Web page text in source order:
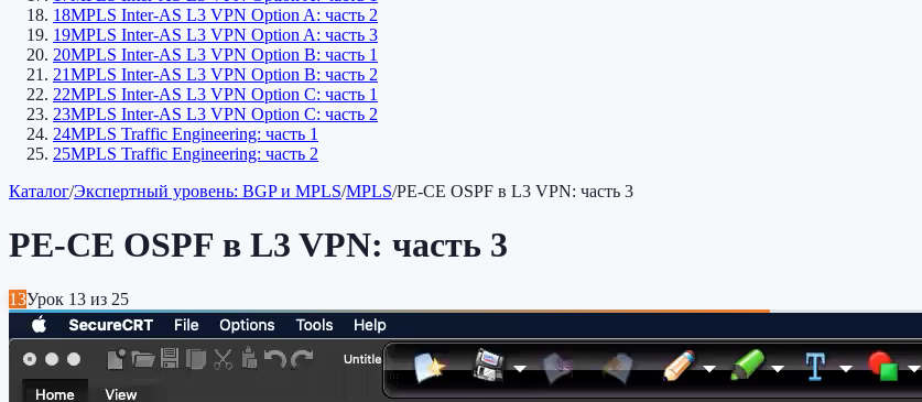
18MPLS Inter-AS L3 VPN Option A: часть 2
19MPLS Inter-AS L3 VPN Option A: часть 3
20MPLS Inter-AS L3 VPN Option B: часть 1
21MPLS Inter-AS L3 VPN Option B: часть 2
22MPLS Inter-AS L3 VPN Option C: часть 1
23MPLS Inter-AS L3 VPN Option C: часть 2
24MPLS Traffic Engineering: часть 1
25MPLS Traffic Engineering: часть 2
Каталог/Экспертный уровень: BGP и MPLS/MPLS/PE-CE OSPF в L3 VPN: часть 3
PE-CE OSPF в L3 VPN: часть 3
13Урок 13 из 25